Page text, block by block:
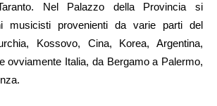
Nel Palazzo della Provincia si
musicisti provenienti da varie parti del
Kossovo, Cina, Korea, Argentina,
ovviamente Italia, da Bergamo a Palermo,